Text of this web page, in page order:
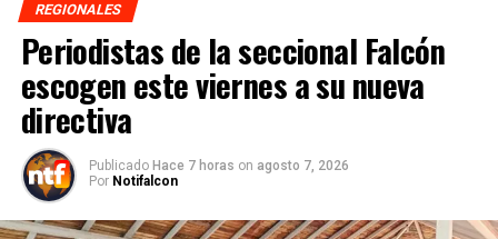
REGIONALES
Periodistas de la seccional Falcón
escogen este viernes a su nueva
directiva
Publicado Hace 7 horas on agosto 7, 2026
Por Notifalcon